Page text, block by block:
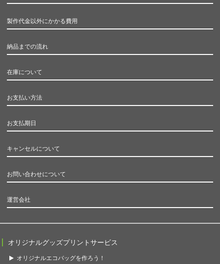
製作代金以外にかかる費用
納品までの流れ
在庫について
お支払い方法
お支払期日
キャンセルについて
お問い合わせについて
運営会社
オリジナルグッズプリントサービス
オリジナルエコバッグを作ろう！